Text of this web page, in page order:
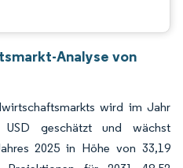
Analyse von
wird im Jahr
geschätzt und wächst
2025 in Höhe von 33,19